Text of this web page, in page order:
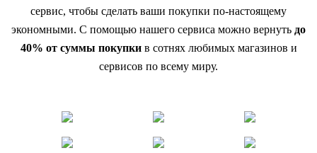
сервис, чтобы сделать ваши покупки по-настоящему
экономными. С помощью нашего сервиса можно вернуть до
40% от суммы покупкив сотнях любимых магазинов и
сервисов по всему миру.